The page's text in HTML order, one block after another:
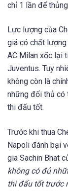
chỉ 1 lần để
Lực lượng của
giá có chất lượng
AC Milan xốc lại
Juventus. Tuy
không còn là
những đối thủ
thi đấu tốt.
Trước khi thua
Napoli đánh bại
gia Sachin Bhat
không có đủ
thi đấu tốt trước